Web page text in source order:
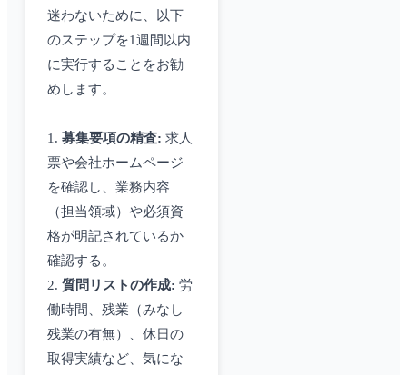
迷わないために、以下
のステップを1週間以内
に実行することをお勧
めします。
1. 募集要項の精査: 求人
票や会社ホームページ
を確認し、業務内容
（担当領域）や必須資
格が明記されているか
確認する。
2. 質問リストの作成: 労
働時間、残業（みなし
残業の有無）、休日の
取得実績など、気にな